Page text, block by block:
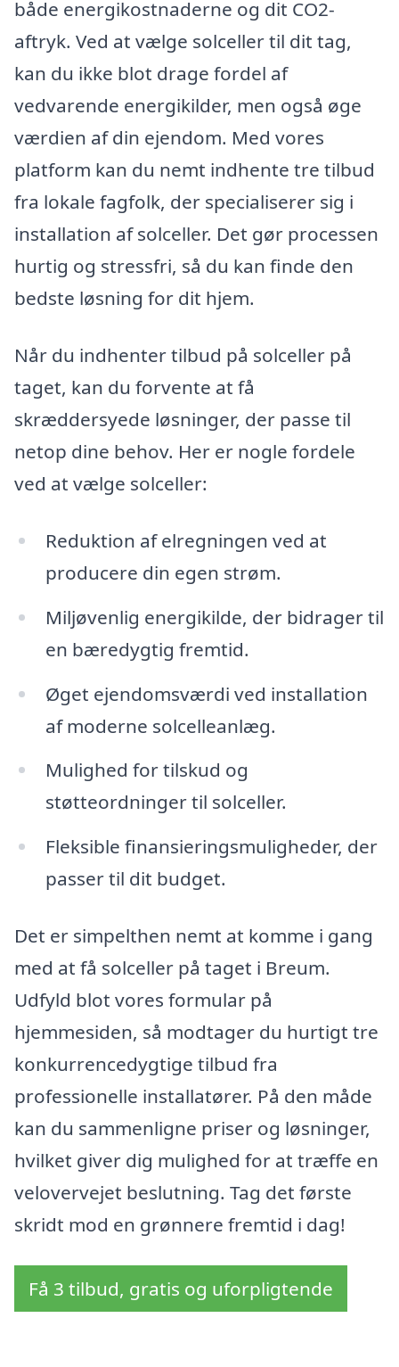
både energikostnaderne og dit CO2-
aftryk. Ved at vælge solceller til dit tag,
kan du ikke blot drage fordel af
vedvarende energikilder, men også øge
værdien af din ejendom. Med vores
platform kan du nemt indhente tre tilbud
fra lokale fagfolk, der specialiserer sig i
installation af solceller. Det gør processen
hurtig og stressfri, så du kan finde den
bedste løsning for dit hjem.
Når du indhenter tilbud på solceller på
taget, kan du forvente at få
skræddersyede løsninger, der passe til
netop dine behov. Her er nogle fordele
ved at vælge solceller:
Reduktion af elregningen ved at
producere din egen strøm.
Miljøvenlig energikilde, der bidrager til
en bæredygtig fremtid.
Øget ejendomsværdi ved installation
af moderne solcelleanlæg.
Mulighed for tilskud og
støtteordninger til solceller.
Fleksible finansieringsmuligheder, der
passer til dit budget.
Det er simpelthen nemt at komme i gang
med at få solceller på taget i Breum.
Udfyld blot vores formular på
hjemmesiden, så modtager du hurtigt tre
konkurrencedygtige tilbud fra
professionelle installatører. På den måde
kan du sammenligne priser og løsninger,
hvilket giver dig mulighed for at træffe en
velovervejet beslutning. Tag det første
skridt mod en grønnere fremtid i dag!
Få 3 tilbud, gratis og uforpligtende